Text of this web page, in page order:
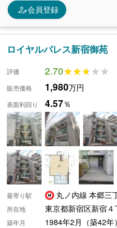
person_edit会員登録
ロイヤルパレス新宿御苑
評価 2.70★★★★★
★★★★★
販売価格 1,980万円
表面利回り 4.57％
最寄り駅 丸ノ内線 本郷三
所在地 東京都新宿区新宿４
築年月 1984年2月（築42年）